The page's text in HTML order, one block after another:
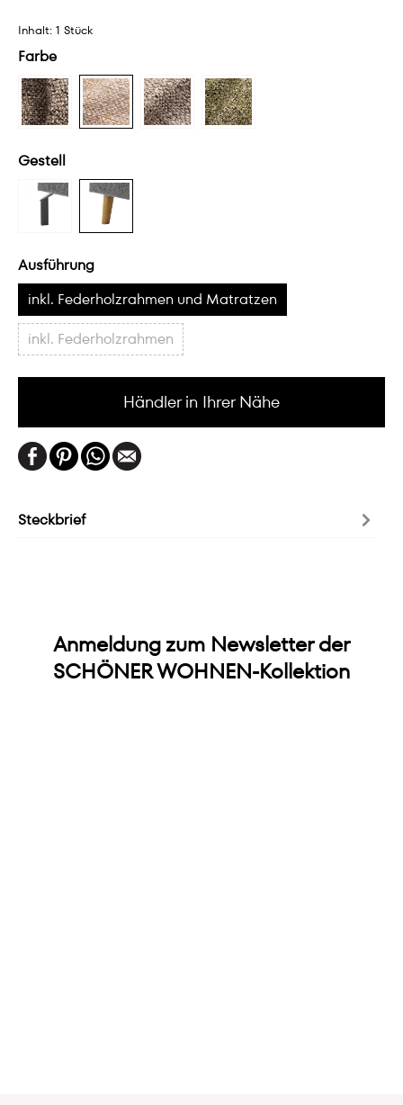
Inhalt: 1 Stück
Farbe
Gestell
Ausführung
inkl. Federholzrahmen und Matratzen
inkl. Federholzrahmen
Händler in Ihrer Nähe
Steckbrief
Anmeldung zum Newsletter der
SCHÖNER WOHNEN-Kollektion